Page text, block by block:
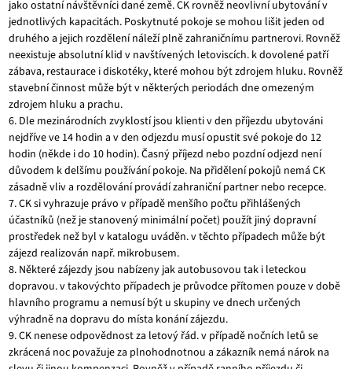
jako ostatní návštěvníci dané země. CK rovněž neovlivní ubytování v
jednotlivých kapacitách. Poskytnuté pokoje se mohou lišit jeden od
druhého a jejich rozdělení náleží plně zahraničnímu partnerovi. Rovněž
neexistuje absolutní klid v navštívených letoviscích. k dovolené patří
zábava, restaurace i diskotéky, které mohou být zdrojem hluku. Rovněž
stavební činnost může být v některých periodách dne omezeným
zdrojem hluku a prachu.
6. Dle mezinárodních zvyklostí jsou klienti v den příjezdu ubytováni
nejdříve ve 14 hodin a v den odjezdu musí opustit své pokoje do 12
hodin (někde i do 10 hodin). Časný příjezd nebo pozdní odjezd není
důvodem k delšímu používání pokoje. Na přidělení pokojů nemá CK
zásadně vliv a rozdělování provádí zahraniční partner nebo recepce.
7. CK si vyhrazuje právo v případě menšího počtu přihlášených
účastníků (než je stanovený minimální počet) použít jiný dopravní
prostředek než byl v katalogu uváděn. v těchto případech může být
zájezd realizován např. mikrobusem.
8. Některé zájezdy jsou nabízeny jak autobusovou tak i leteckou
dopravou. v takovýchto případech je průvodce přítomen pouze v době
hlavního programu a nemusí být u skupiny ve dnech určených
výhradně na dopravu do místa konání zájezdu.
9. CK nenese odpovědnost za letový řád. v případě nočních letů se
zkrácená noc považuje za plnohodnotnou a zákazník nemá nárok na